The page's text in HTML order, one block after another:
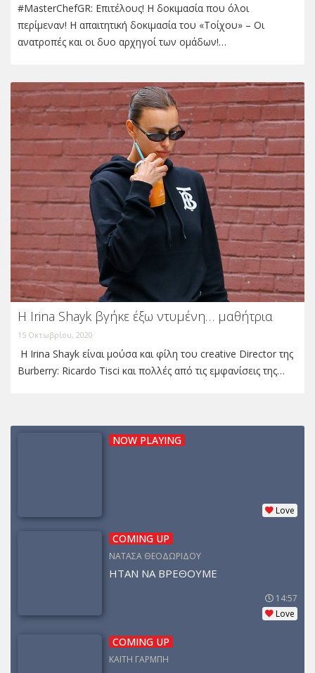
#MasterChefGR: Επιτέλους! Η δοκιμασία που όλοι
περίμεναν! Η απαιτητική δοκιμασία του «Tοίχου» – Οι
ανατροπές και οι δυο αρχηγοί των ομάδων!…
Η Irina Shayk βγήκε έξω ντυμένη… μαθήτρια
15 Οκτωβρίου, 2020
Η Irina Shayk είναι μούσα και φίλη του creative Director της
Burberry: Ricardo Tisci και πολλές από τις εμφανίσεις της…
NOW PLAYING
Love
COMING UP
ΝΑΤΑΣΑ ΘΕΟΔΩΡΙΔΟΥ
ΗΤΑΝ ΝΑ ΒΡΕΘΟΥΜΕ
14:57
Love
COMING UP
ΚΑΙΤΗ ΓΑΡΜΠΗ